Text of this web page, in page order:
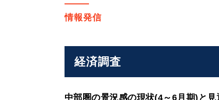
情報発信
経済調査
中部圏の景況感の現状(4～6月期)と